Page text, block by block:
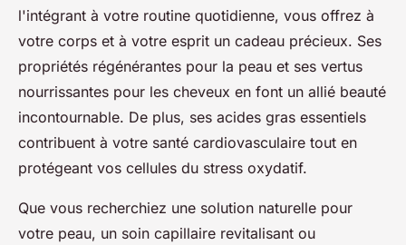
l'intégrant à votre routine quotidienne, vous offrez à
votre corps et à votre esprit un cadeau précieux. Ses
propriétés régénérantes pour la peau et ses vertus
nourrissantes pour les cheveux en font un allié beauté
incontournable. De plus, ses acides gras essentiels
contribuent à votre santé cardiovasculaire tout en
protégeant vos cellules du stress oxydatif.
Que vous recherchiez une solution naturelle pour
votre peau, un soin capillaire revitalisant ou